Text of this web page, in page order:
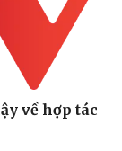
về hợp tác